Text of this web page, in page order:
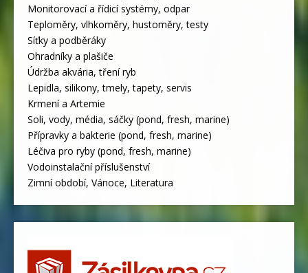
Monitorovací a řídicí systémy, odpar
Teploměry, vlhkoměry, hustoměry, testy
Síťky a podběráky
Ohradníky a plašiče
Údržba akvária, tření ryb
Lepidla, silikony, tmely, tapety, servis
Krmení a Artemie
Soli, vody, média, sáčky (pond, fresh, marine)
Přípravky a bakterie (pond, fresh, marine)
Léčiva pro ryby (pond, fresh, marine)
Vodoinstalační příslušenství
Zimní období, Vánoce, Literatura